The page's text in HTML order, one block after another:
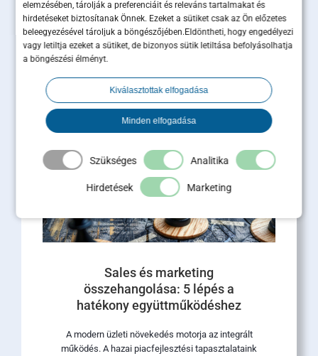
elemzésében, tárolják a preferenciáit és releváns tartalmakat és
hirdetéseket biztosítanak Önnek. Ezeket a sütiket csak az Ön előzetes
beleegyezésével tároljuk a böngészőjében.Eldöntheti, hogy engedélyezi
vagy letiltja ezeket a sütiket, de bizonyos sütik letiltása befolyásolhatja
a böngészési élményt.
Kiválasztottak elfogadása
Minden elfogadása
Szükséges Analitika
Hirdetések Marketing
Ügyfélmegtartás B2B-ben: miért
ér többet egy megtartott ügyfél,
mint tíz új lead?
van az árbevételre, a profitra és a cég piaci
Tovább olvasom
Sales és marketing
összehangolása: 5 lépés a
hatékony együttműködéshez
A modern üzleti növekedés motorja az integrált
működés. A hazai piacfejlesztési tapasztalataink